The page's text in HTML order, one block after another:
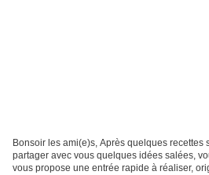
Bonsoir les ami(e)s, Après quelques recettes
partager avec vous quelques idées salées,
vous propose une entrée rapide à réaliser,